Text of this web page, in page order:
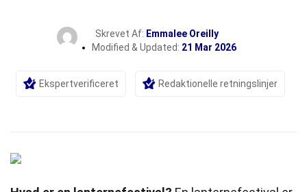
Skrevet Af: Emmalee Oreilly
Modified & Updated: 21 Mar 2026
Ekspertverificeret Redaktionelle retningslinjer